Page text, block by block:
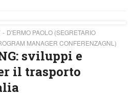
D'ERMO PAOLO (SEGRETARIO
MANAGER CONFERENZAGNL)
sviluppi e
il trasporto